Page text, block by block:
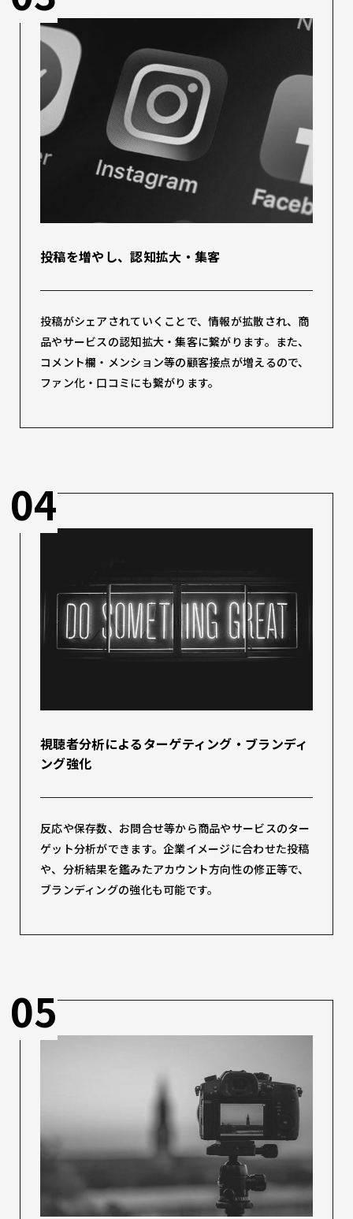
投稿を増やし、認知拡大・集客
投稿がシェアされていくことで、情報が拡散され、商
品やサービスの認知拡大・集客に繋がります。また、
コメント欄・メンション等の顧客接点が増えるので、
ファン化・口コミにも繋がります。
04
視聴者分析によるターゲティング・ブランディ
ング強化
反応や保存数、お問合せ等から商品やサービスのター
ゲット分析ができます。企業イメージに合わせた投稿
や、分析結果を鑑みたアカウント方向性の修正等で、
ブランディングの強化も可能です。
05